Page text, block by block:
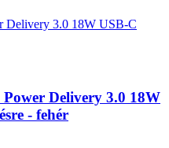
Delivery 3.0 18W
- fehér